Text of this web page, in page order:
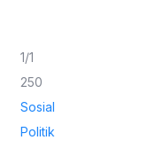
1/1
250
Sosial
Politik